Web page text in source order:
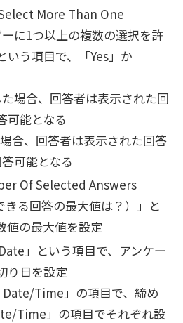
More Than One
に1つ以上の複数の選択を許
いう項目で、「Yes」か
場合、回答者は表示された回
可能となる
合、回答者は表示された回答
可能となる
Of Selected Answers
る回答の最大値は？）」と
値の最大値を設定
」という項目で、アンケー
り日を設定
Time」の項目で、締め
Time」の項目でそれぞれ設